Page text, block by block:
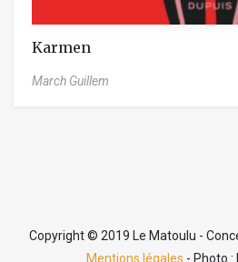
Karmen
March Guillem
Copyright © 2019 Le Matoulu -
Mentions légales - Photo :